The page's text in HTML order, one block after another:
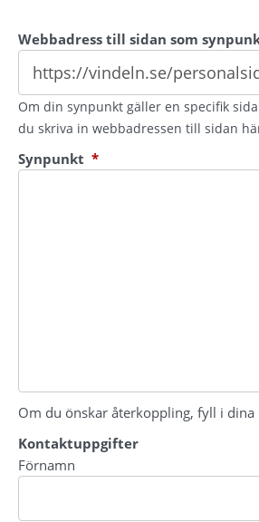
Webbadress till sidan som
Om din synpunkt gäller en specifik
du skriva in webbadressen till sidan
Synpunkt *(obligatorisk)
Om du önskar återkoppling, fyll i
Kontaktuppgifter
Kontaktuppgifter
Förnamn